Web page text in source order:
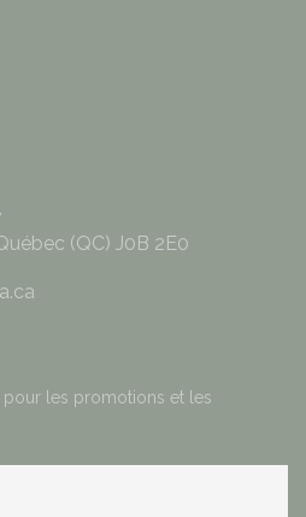
(QC) J0B 2E0
pour les promotions et les